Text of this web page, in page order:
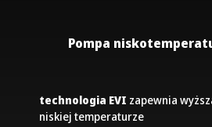
technologia EVI zapewnia
niskiej temperaturze
Pompa